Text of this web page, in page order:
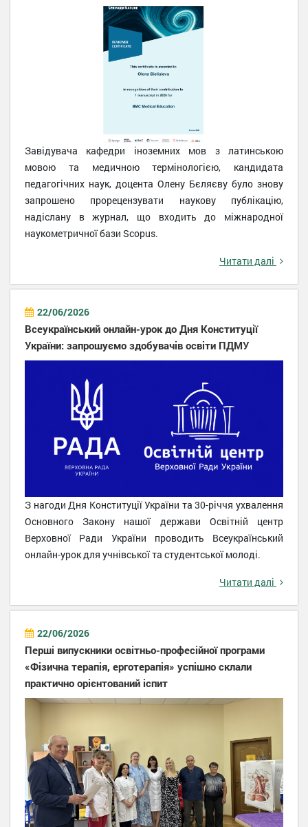
Завідувача кафедри іноземних мов з латинською
мовою та медичною термінологією, кандидата
педагогічних наук, доцента Олену Бєляєву було знову
запрошено прорецензувати наукову публікацію,
надіслану в журнал, що входить до міжнародної
наукометричної бази Scopus.
Читати далі
22/06/2026
Всеукраїнський онлайн-урок до Дня Конституції
України: запрошуємо здобувачів освіти ПДМУ
З нагоди Дня Конституції України та 30-річчя ухвалення
Основного Закону нашої держави Освітній центр
Верховної Ради України проводить Всеукраїнський
онлайн-урок для учнівської та студентської молоді.
Читати далі
22/06/2026
Перші випускники освітньо-професійної програми
«Фізична терапія, ерготерапія» успішно склали
практично орієнтований іспит